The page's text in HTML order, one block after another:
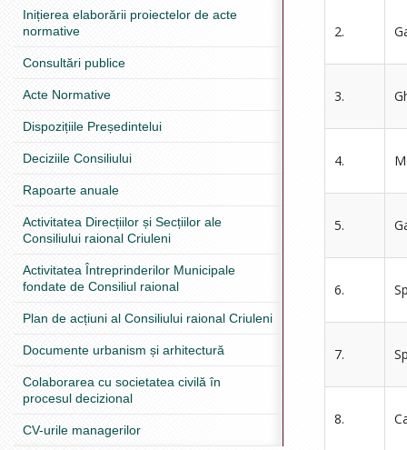
Inițierea elaborării proiectelor de acte
normative
Consultări publice
Acte Normative
Dispozițiile Președintelui
Deciziile Consiliului
Rapoarte anuale
Activitatea Direcțiilor și Secțiilor ale
Consiliului raional Criuleni
Activitatea Întreprinderilor Municipale
fondate de Consiliul raional
Plan de acțiuni al Consiliului raional Criuleni
Documente urbanism și arhitectură
Colaborarea cu societatea civilă în
procesul decizional
CV-urile managerilor
2.
3.
4.
5.
6.
7.
8.